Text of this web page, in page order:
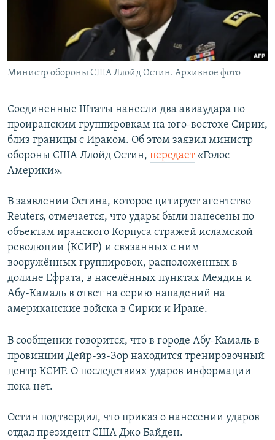
Министр обороны США Ллойд Остин. Архивное фото
Соединенные Штаты нанесли два авиаудара по
проиранским группировкам на юго-востоке Сирии,
близ границы с Ираком. Об этом заявил министр
обороны США Ллойд Остин, передает«Голос
Америки».
В заявлении Остина, которое цитирует агентство
Reuters, отмечается, что удары были нанесены по
объектам иранского Корпуса стражей исламской
революции (КСИР) и связанных с ним
вооружённых группировок, расположенных в
долине Ефрата, в населённых пунктах Меядин и
Абу-Камаль в ответ на серию нападений на
американские войска в Сирии и Ираке.
В сообщении говорится, что в городе Абу-Камаль в
провинции Дейр-эз-Зор находится тренировочный
центр КСИР. О последствиях ударов информации
пока нет.
Остин подтвердил, что приказ о нанесении ударов
отдал президент США Джо Байден.